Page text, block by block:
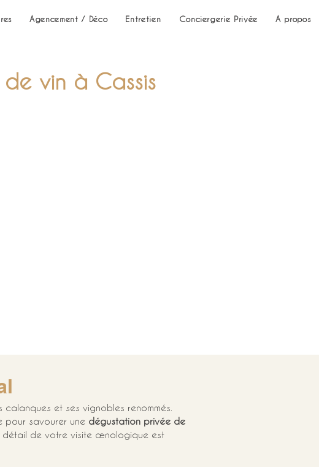
Agencement / Déco Entretien Conciergerie Privée A propos
vin à Cassis
et ses vignobles renommés.
pour savourer une dégustation privée de
détail de votre visite œnologique est